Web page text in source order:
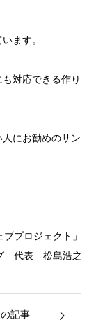
ます。
対応できる作り
にお勧めのサン
プロジェクト」
代表 松島浩之
記事